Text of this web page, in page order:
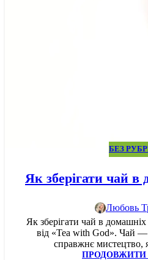
БЕЗ
Як зберігати чай в
Любовь
Як зберігати чай в
від «Tea with God». Чай —
справжнє мистецтво,
ПРОДОВЖИТИ